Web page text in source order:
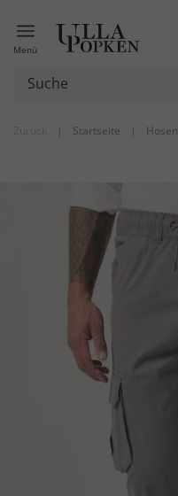
Menü
| Startseite | Hosen